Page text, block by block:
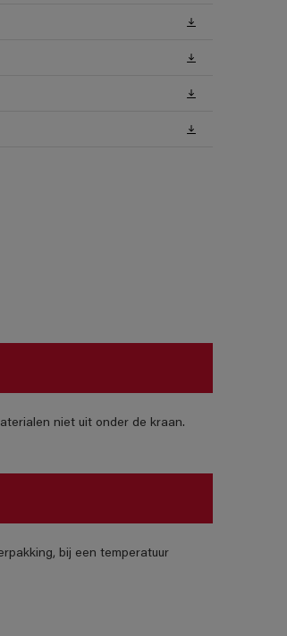
niet uit onder de kraan.
bij een temperatuur